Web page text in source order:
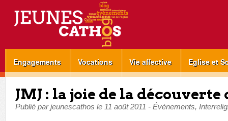
Engagements Vocations Vie affective Eglise et
JMJ : la joie de la découverte
Publié parjeunescathos le 11 août 2011 - Événements,